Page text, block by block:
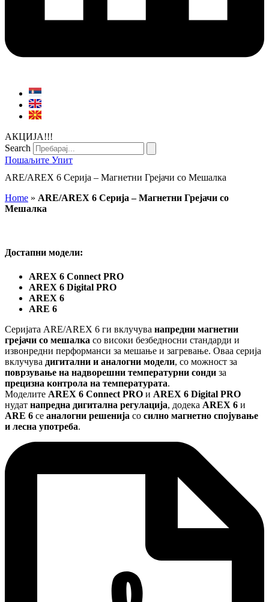
АКЦИЈА!!!
Search
Пошаљите Упит
ARE/AREX 6 Серија – Магнетни Грејачи со Мешалка
Home » ARE/AREX 6 Серија – Магнетни Грејачи со
Мешалка
Достапни модели:
AREX 6 Connect PRO
AREX 6 Digital PRO
AREX 6
ARE 6
Серијата ARE/AREX 6 ги вклучува напредни магнетни
грејачи со мешалка со високи безбедносни стандарди и
извонредни перформанси за мешање и загревање. Оваа серија
вклучува дигитални и аналогни модели, со можност за
поврзување на надворешни температурни сонди за
прецизна контрола на температурата.
Моделите AREX 6 Connect PRO и AREX 6 Digital PRO
нудат напредна дигитална регулација, додека AREX 6 и
ARE 6 се аналогни решенија со силно магнетно спојување
и лесна употреба.